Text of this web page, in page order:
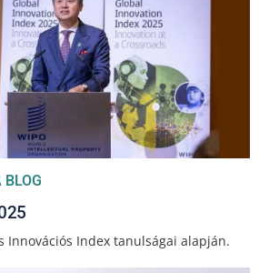
BLOG
Innovációs Index tanulságai alapján.